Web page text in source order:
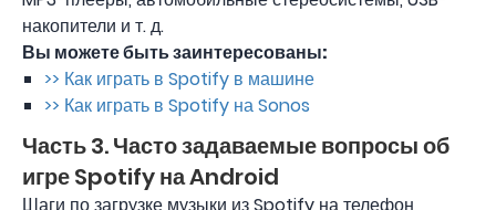
накопители и т. д.
Вы можете быть заинтересованы:
>> Как играть в Spotify в машине
>> Как играть в Spotify на Sonos
Часть 3. Часто задаваемые вопросы об
игре Spotify на Android
Шаги по загрузке музыки из Spotify на телефон